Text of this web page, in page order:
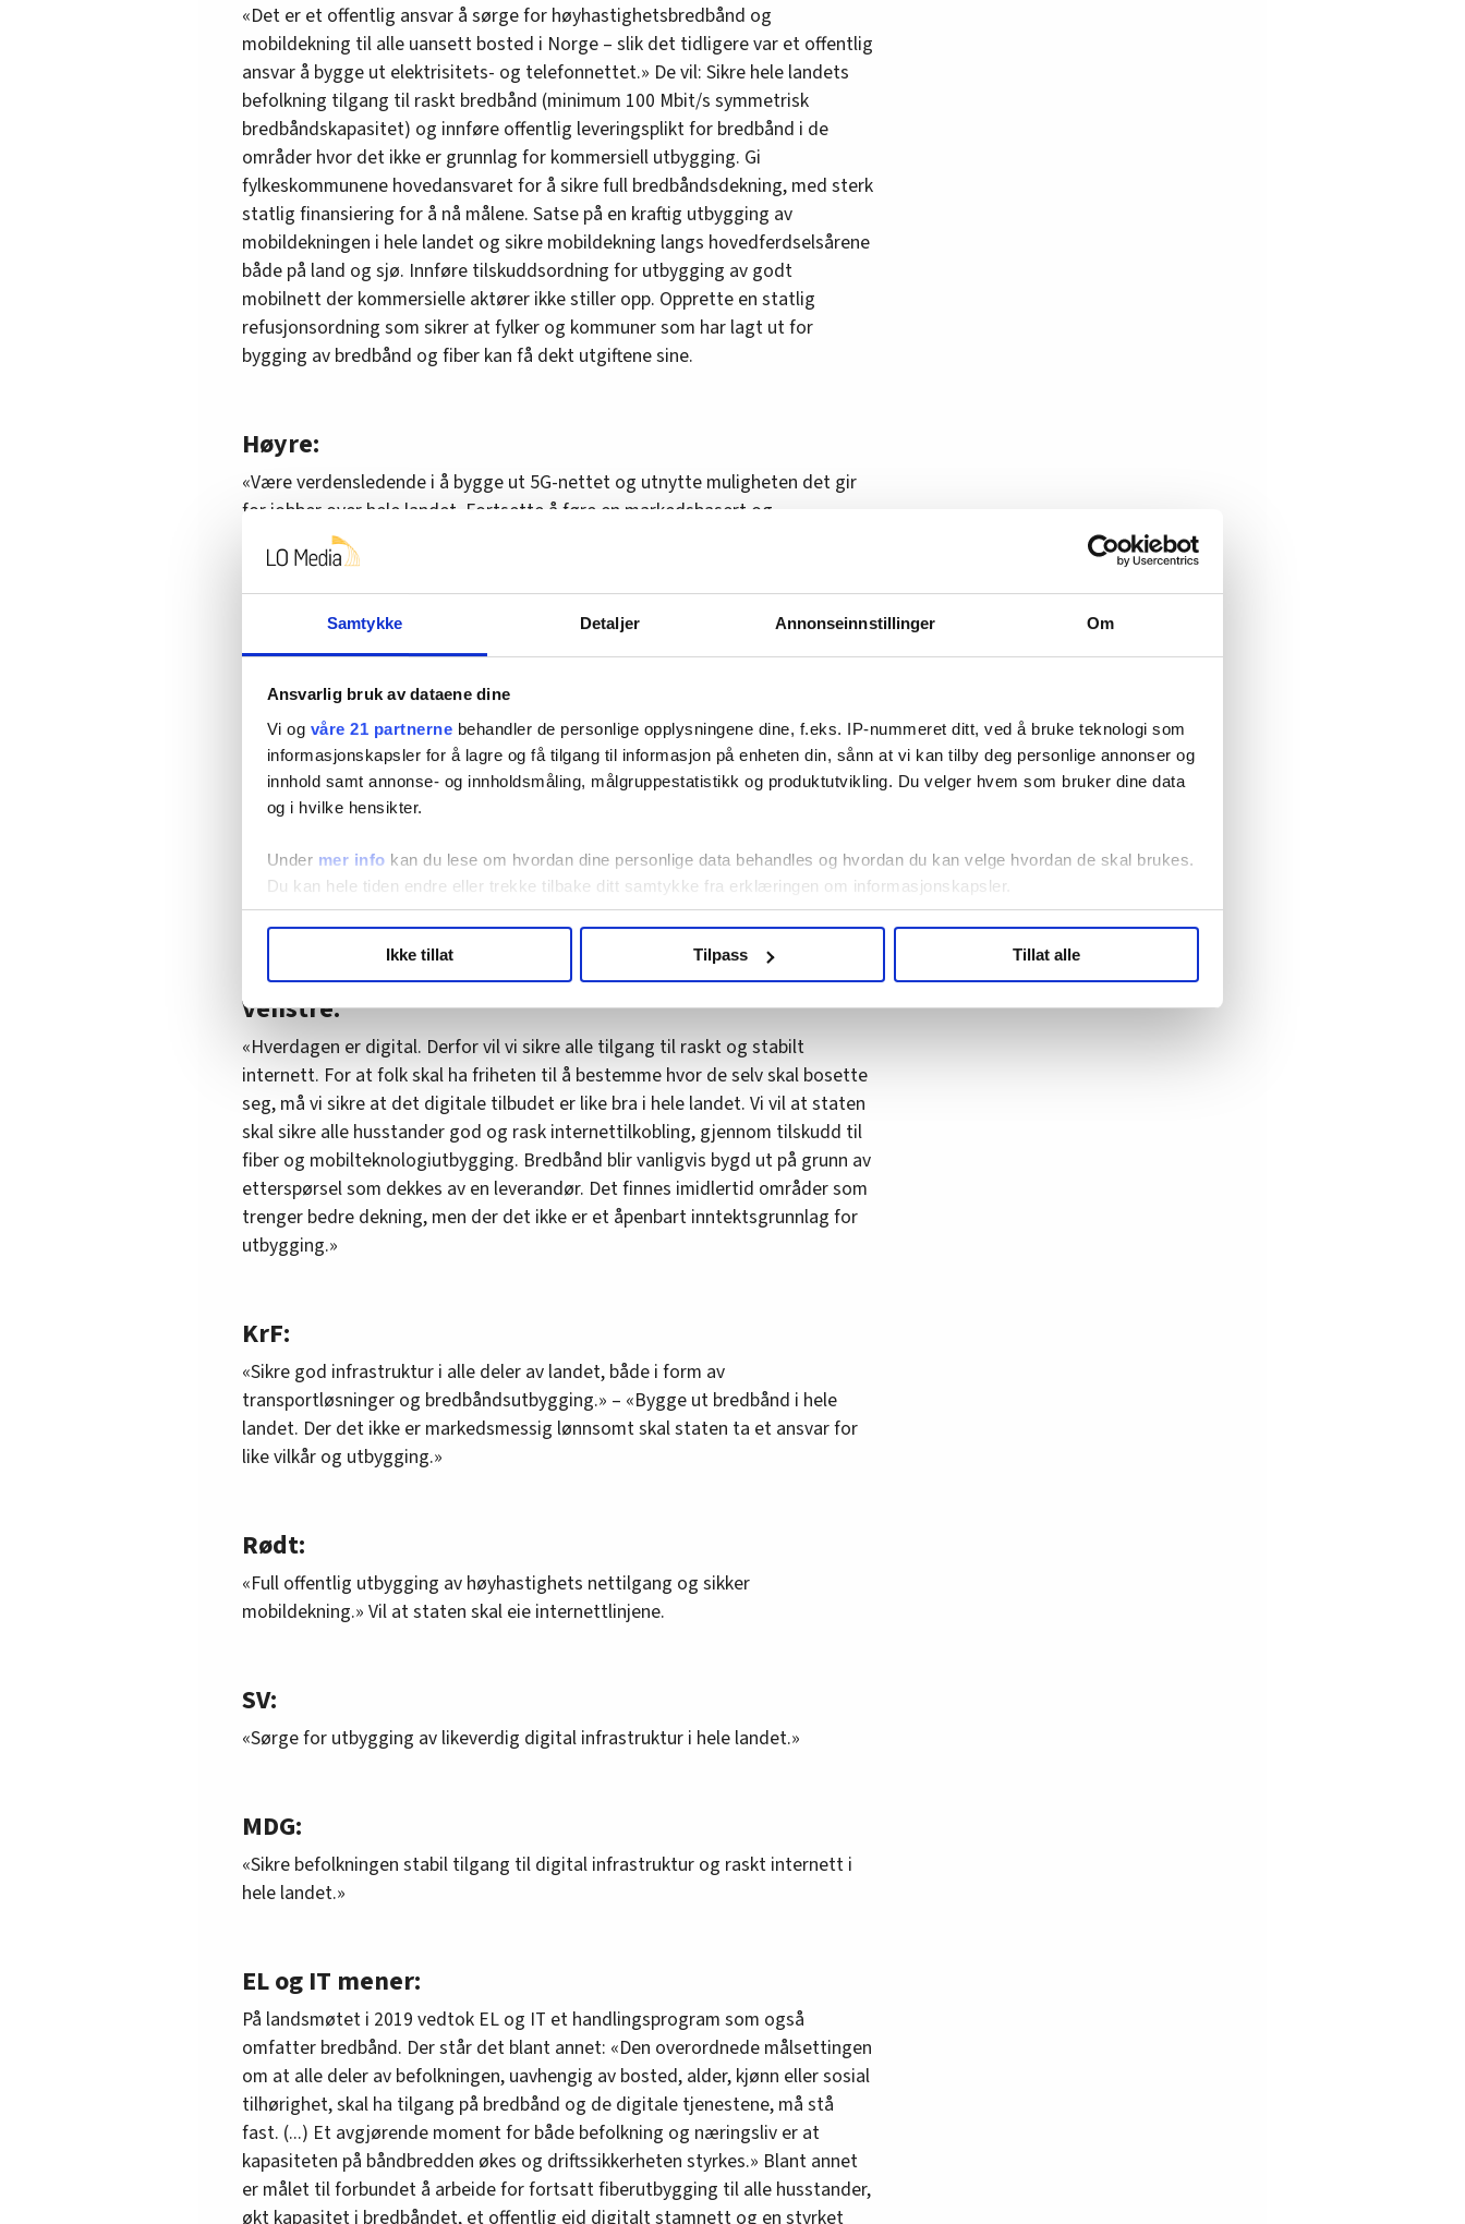
Samtykke Detaljer Annonseinnstillinger Om
Ansvarlig bruk av dataene dine
Vi og våre 21 partnerne behandler de personlige opplysningene dine, f.eks. IP-nummeret ditt, ved å bruke teknologi som
informasjonskapsler for å lagre og få tilgang til informasjon på enheten din, sånn at vi kan tilby deg personlige annonser og
innhold samt annonse- og innholdsmåling, målgruppestatistikk og produktutvikling. Du velger hvem som bruker dine data
og i hvilke hensikter.
Under mer info kan du lese om hvordan dine personlige data behandles og hvordan du kan velge hvordan de skal brukes.
Du kan hele tiden endre eller trekke tilbake ditt samtykke fra erklæringen om informasjonskapsler.
hvordan våre nettsider blir brukt slik at vi tilby relevant innhold, tilpassede annonser og utarbeide statistikk.
annonsering. Disse er angitt i oversikten lengre ned på denne siden.
Ikke tillat Tilpass Tillat alle
«Det er et offentlig ansvar å sørge for høyhastighetsbredbånd og
mobildekning til alle uansett bosted i Norge – slik det tidligere var et offentlig
ansvar å bygge ut elektrisitets- og telefonnettet.» De vil: Sikre hele landets
befolkning tilgang til raskt bredbånd (minimum 100 Mbit/s symmetrisk
bredbåndskapasitet) og innføre offentlig leveringsplikt for bredbånd i de
områder hvor det ikke er grunnlag for kommersiell utbygging. Gi
fylkeskommunene hovedansvaret for å sikre full bredbåndsdekning, med sterk
statlig finansiering for å nå målene. Satse på en kraftig utbygging av
mobildekningen i hele landet og sikre mobildekning langs hovedferdselsårene
både på land og sjø. Innføre tilskuddsordning for utbygging av godt
mobilnett der kommersielle aktører ikke stiller opp. Opprette en statlig
refusjonsordning som sikrer at fylker og kommuner som har lagt ut for
bygging av bredbånd og fiber kan få dekt utgiftene sine.
Høyre:
«Være verdensledende i å bygge ut 5G-nettet og utnytte muligheten det gir
for jobber over hele landet. Fortsette å føre en markedsbasert og
teknologinøytral politikk for utbygging av bredbånd. Videreføre den historiske
satsingen på infrastruktur i nord, inkludert bredbånd.»
FRP:
«Det er bra at private tar et stort ansvar for utbygging av infrastruktur
knyttet til IKT. Likevel har det offentlige et overordnet ansvar for å
tilrettelegge for videre utbygging av høyhastighets internett, slik at dette blir
tilgjengelig i alle deler av landet. Staten må bidra med finansiering der det
ikke er et tilstrekkelig kommersielt marked, og det må også sikres at nettet
Åpne fibernettet på samme måte som strøm- og telenettet. Innenfor
helseteknologi; at både hjemmeboende og institusjonsplasser tilbys
bredbåndstilgang for å kunne kommunisere via for eksempel nettbrett.
Venstre:
«Hverdagen er digital. Derfor vil vi sikre alle tilgang til raskt og stabilt
internett. For at folk skal ha friheten til å bestemme hvor de selv skal bosette
seg, må vi sikre at det digitale tilbudet er like bra i hele landet. Vi vil at staten
skal sikre alle husstander god og rask internettilkobling, gjennom tilskudd til
fiber og mobilteknologiutbygging. Bredbånd blir vanligvis bygd ut på grunn av
etterspørsel som dekkes av en leverandør. Det finnes imidlertid områder som
trenger bedre dekning, men der det ikke er et åpenbart inntektsgrunnlag for
utbygging.»
KrF:
«Sikre god infrastruktur i alle deler av landet, både i form av
transportløsninger og bredbåndsutbygging.» – «Bygge ut bredbånd i hele
landet. Der det ikke er markedsmessig lønnsomt skal staten ta et ansvar for
like vilkår og utbygging.»
Rødt:
«Full offentlig utbygging av høyhastighets nettilgang og sikker
mobildekning.» Vil at staten skal eie internettlinjene.
SV:
«Sørge for utbygging av likeverdig digital infrastruktur i hele landet.»
MDG:
«Sikre befolkningen stabil tilgang til digital infrastruktur og raskt internett i
hele landet.»
EL og IT mener:
På landsmøtet i 2019 vedtok EL og IT et handlingsprogram som også
omfatter bredbånd. Der står det blant annet: «Den overordnede målsettingen
om at alle deler av befolkningen, uavhengig av bosted, alder, kjønn eller sosial
tilhørighet, skal ha tilgang på bredbånd og de digitale tjenestene, må stå
fast. (...) Et avgjørende moment for både befolkning og næringsliv er at
kapasiteten på båndbredden økes og driftssikkerheten styrkes.» Blant annet
er målet til forbundet å arbeide for fortsatt fiberutbygging til alle husstander,
økt kapasitet i bredbåndet, et offentlig eid digitalt stamnett og en styrket